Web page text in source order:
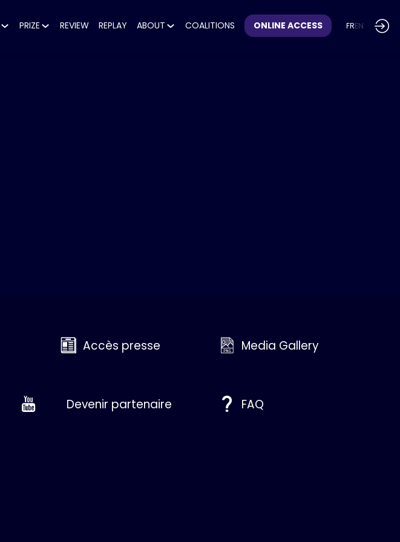
PRIZE REVIEW REPLAY ABOUT COALITIONS ONLINE ACCESS FREN
Accès presse Media Gallery
Devenir partenaire FAQ